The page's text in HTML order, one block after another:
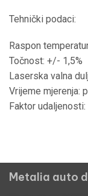
Tehnički podaci:
Raspon
Točnost: +/- 1,5%
Laserska valna
Vrijeme mjerenja:
Faktor
Metalia auto